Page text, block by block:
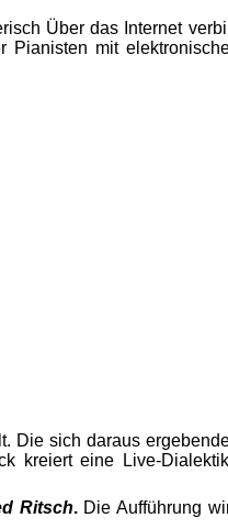
Über das Internet
mit
Die sich daraus
kreiert eine Live-
Ritsch.Die Aufführung